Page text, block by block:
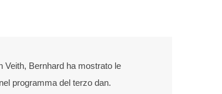
Veith, Bernhard ha mostrato le
programma del terzo dan.